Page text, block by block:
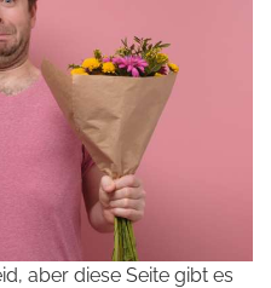
aber diese Seite gibt es